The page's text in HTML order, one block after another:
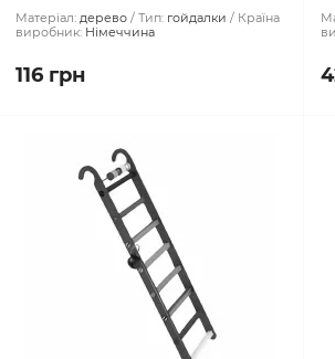
Матеріал: дерево Тип: гойдалки
Країна
виробник: Німеччина
116 грн